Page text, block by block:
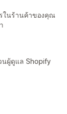
ในร้านค้าของคุณ
นผู้ดูแล Shopify